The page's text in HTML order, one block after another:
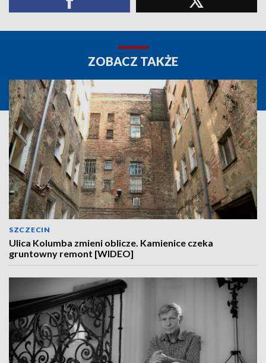
ZOBACZ TAKŻE
SZCZECIN
Ulica Kolumba zmieni oblicze. Kamienice czeka
gruntowny remont [WIDEO]